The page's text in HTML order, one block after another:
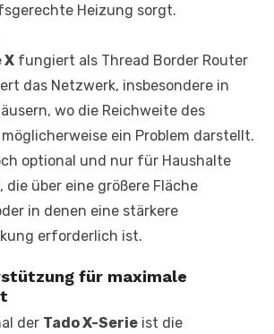
Heizung sorgt.
X fungiert als Thread Border Router
das Netzwerk, insbesondere in
wo die Reichweite des
ein Problem darstellt.
optional und nur für Haushalte
die über eine größere Fläche
in denen eine stärkere
erforderlich ist.
für maximale
der Tado X-Serie ist die